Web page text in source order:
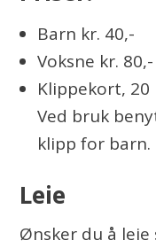
Barn kr. 40,-
Voksne kr. 80,-
Klippekort, 20
Ved bruk
klipp for barn.
Leie
Ønsker du å leie